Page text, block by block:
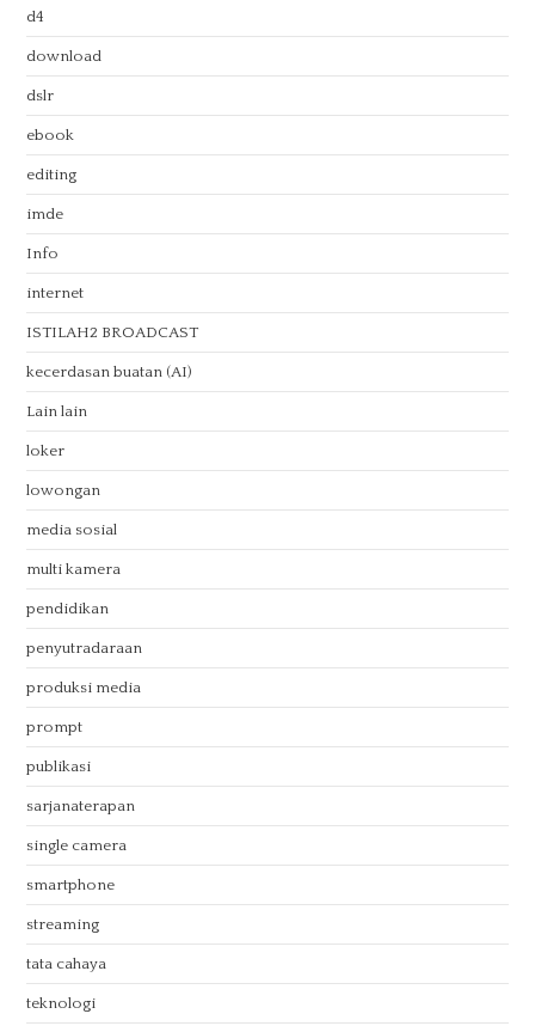
d4
download
dslr
ebook
editing
imde
Info
internet
ISTILAH2 BROADCAST
kecerdasan buatan (AI)
Lain lain
loker
lowongan
media sosial
multi kamera
pendidikan
penyutradaraan
produksi media
prompt
publikasi
sarjanaterapan
single camera
smartphone
streaming
tata cahaya
teknologi